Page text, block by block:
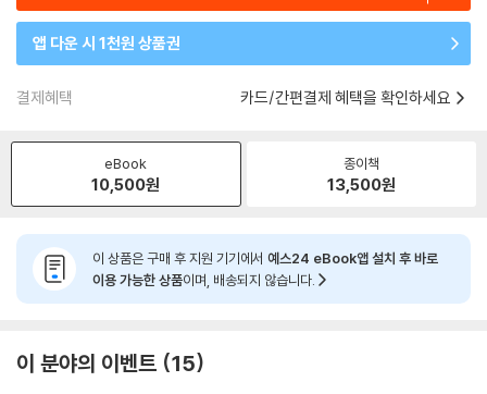
앱 다운 시 1천원 상품권
결제혜택 카드/간편결제 혜택을 확인하세요
eBook
10,500원
종이책
13,500원
이 상품은 구매 후 지원 기기에서 예스24 eBook앱 설치 후 바로
이용 가능한 상품이며, 배송되지 않습니다.
이 분야의 이벤트 15